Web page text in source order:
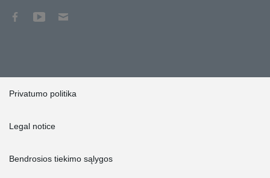
Privatumo politika
Legal notice
Bendrosios tiekimo sąlygos